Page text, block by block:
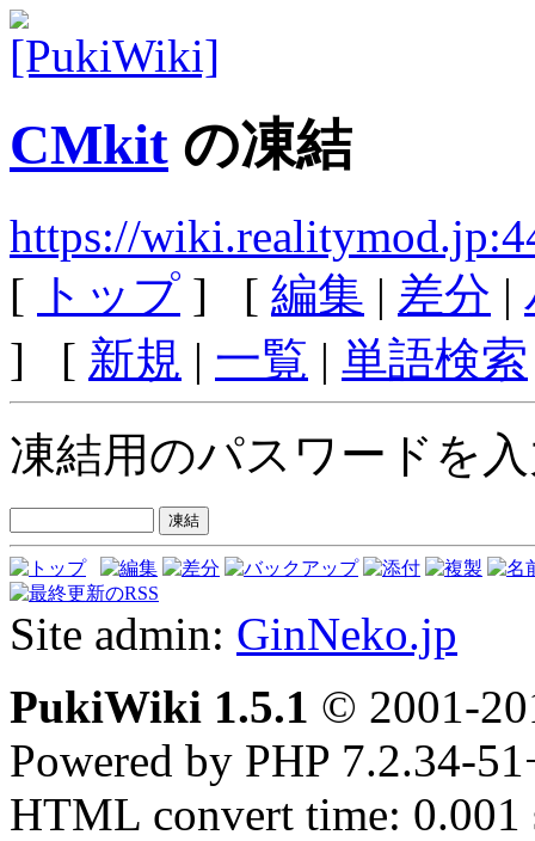
CMkit の凍結
https://
[ トップ ] [ 編集 | 差分 |
] [ 新規 | 一覧 | 単語検索
凍結用のパスワードを
Site admin: GinNeko.jp
PukiWiki 1.5.1 © 2001-
Powered by PHP 7.2.34-
HTML convert time: 0.001